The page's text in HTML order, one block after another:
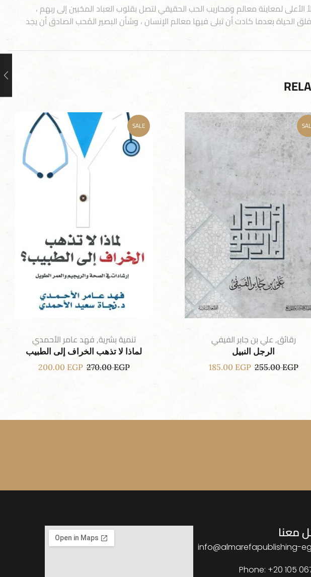
الأعلىٰ لمعاينة معالم ومحاريب الحب الحقيقي لتصل بقلوب العباد المحُبين إلى ربهم ،
الحياة بعدما كادت أن تبلىٰ فيها معالم الإنسان ، وشأن البصير المُحب الصادق أن يجد
رقائق,علي بن جابر الفيفي
الرجل النبيل
255.00EGP
185.00 EGP
SALE
تنمية بشرية,فهد عامر الأحمدي
لماذا لا تذهب الخراف إلى الطبيب
270.00EGP
200.00 EGP
معنا
info@almarefapublishing-
Phone: ‎+20 105